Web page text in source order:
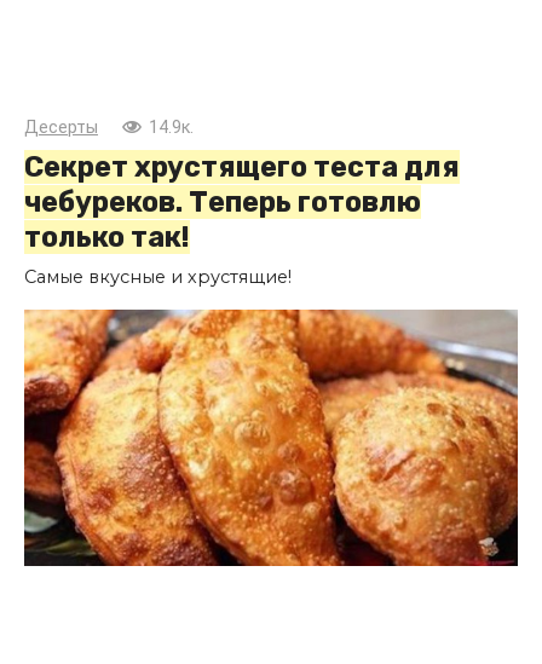
Десерты 14.9к.
Секрет хрустящего теста для
чебуреков. Теперь готовлю
только так!
Самые вкусные и хрустящие!